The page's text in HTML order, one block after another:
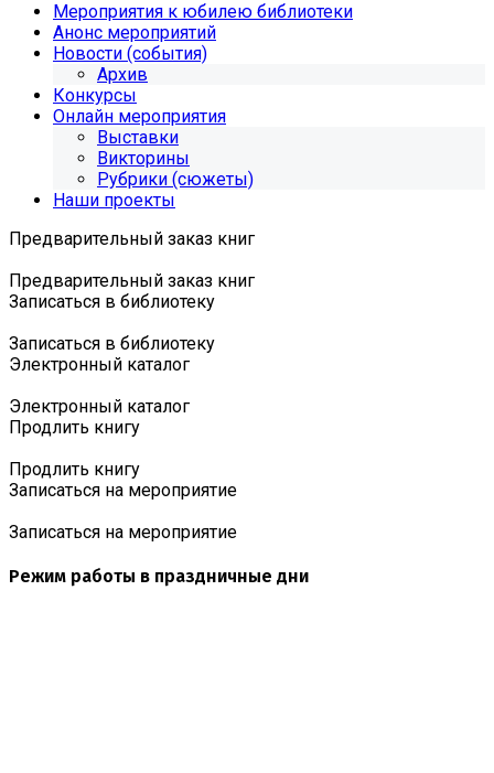
Мероприятия к юбилею библиотеки
Анонс мероприятий
Новости (события)
Архив
Конкурсы
Онлайн мероприятия
Выставки
Викторины
Рубрики (сюжеты)
Наши проекты
Предварительный заказ книг
Предварительный заказ книг
Записаться в библиотеку
Записаться в библиотеку
Электронный каталог
Электронный каталог
Продлить книгу
Продлить книгу
Записаться на мероприятие
Записаться на мероприятие
Режим работы в праздничные дни